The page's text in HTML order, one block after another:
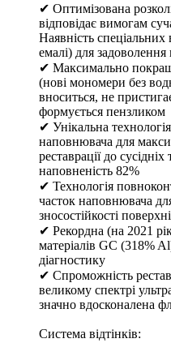
✔ Оптимізована
відповідає вимогам
Наявність спеціальних
емалі) для
✔ Максимально
(нові мономери без
вноситься, не
формується пензликом
✔ Унікальна
наповнювача для
реставрації до
наповненість 82%
✔ Технологія
часток наповнювача
зносостійкості
✔ Рекордна (на 2021
матеріалів GC (318%
діагностику
✔ Спроможність
великому спектрі
значно вдосконалена
Система відтінків: